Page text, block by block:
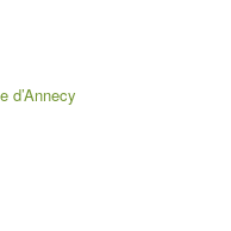
d’Annecy